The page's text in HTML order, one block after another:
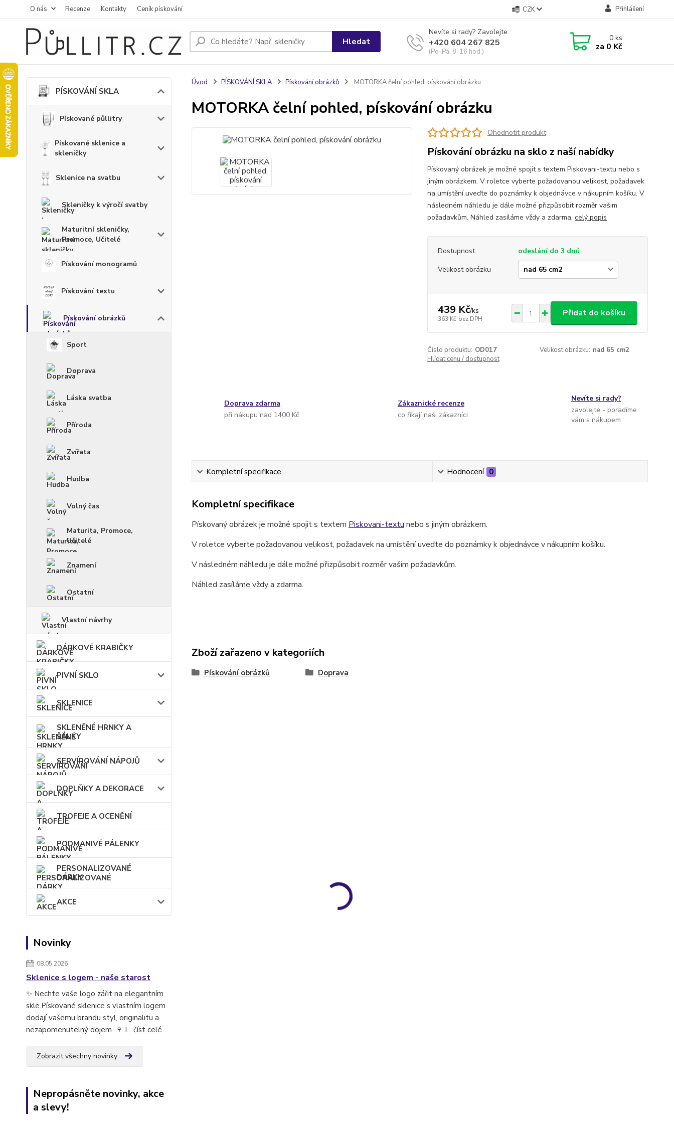
O nás Recenze Kontakty Ceník pískování CZK Přihlášení
Hledat
Nevíte si rady? Zavolejte.
+420 604 267 825
(Po-Pá, 8-16 hod.)
0ks
za 0 Kč
PÍSKOVÁNÍ SKLA
Pískované půllitry
Pískované sklenice a
skleničky
Sklenice na svatbu
Skleničky k výročí svatby
Maturitní skleničky,
Promoce, Učitelé
Pískování monogramů
Pískování textu
Pískování obrázků
Sport
Doprava
Láska svatba
Příroda
Zvířata
Hudba
Volný čas
Maturita, Promoce,
Učitelé
Znamení
Ostatní
Vlastní návrhy
DÁRKOVÉ KRABIČKY
PIVNÍ SKLO
SKLENICE
SKLENĚNÉ HRNKY A
ŠÁLKY
SERVÍROVÁNÍ NÁPOJŮ
DOPLŇKY A DEKORACE
TROFEJE A OCENĚNÍ
PODMANIVÉ PÁLENKY
PERSONALIZOVANÉ
DÁRKY
AKCE
Novinky
08.05.2026
Sklenice s logem - naše starost
✨ Nechte vaše logo zářit na elegantním
skle.Pískované sklenice s vlastním logem
dodají vašemu brandu styl, originalitu a
nezapomenutelný dojem. 🍷 I... číst celé
Zobrazit všechny novinky
Nepropásněte novinky, akce
a slevy!
Úvod PÍSKOVÁNÍ SKLA Pískování obrázků MOTORKA čelní pohled, pískování obrázku
MOTORKA čelní pohled, pískování obrázku
Ohodnotit produkt
Pískování obrázku na sklo z naší nabídky
Pískovaný obrázek je možné spojit s textem Piskovani-textu nebo s
jiným obrázkem. V roletce vyberte požadovanou velikost, požadavek
na umístění uveďte do poznámky k objednávce v nákupním košíku. V
následném náhledu je dále možné přizpůsobit rozměr vašim
požadavkům. Náhled zasíláme vždy a zdarma. celý popis
Dostupnost
odeslání do 3 dnů
Velikost obrázku
439 Kč/ks
363 Kč bez DPH
Přidat do košíku
Číslo produktu: OD017 Velikost obrázku: nad 65 cm2
Hlídat cenu / dostupnost
Doprava zdarma
při nákupu nad 1400 Kč
Zákaznické recenze
co říkají naši zákazníci
Nevíte si rady?
zavolejte - poradíme
vám s nákupem
Kompletní specifikace Hodnocení 0
Kompletní specifikace
Pískovaný obrázek je možné spojit s textem Piskovani-textu nebo s jiným obrázkem.
V roletce vyberte požadovanou velikost, požadavek na umístění uveďte do poznámky k objednávce v nákupním košíku.
V následném náhledu je dále možné přizpůsobit rozměr vašim požadavkům.
Náhled zasíláme vždy a zdarma.
Zboží zařazeno v kategoriích
Pískování obrázků Doprava